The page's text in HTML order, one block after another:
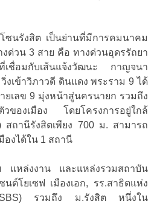
ซนรังสิต เป็นย่านที่มีการคมนาคม
ด่วน 3 สาย คือ ทางด่วนอุดรรัถยา
เชื่อมกับเส้นแจ้งวัฒนะ กาญจนา
งเข้าวิภาวดี ดินแดง พระราม 9 ได้
ยเลข 9 มุ่งหน้าสู่นครนายก รวมถึง
วของเมือง โดยโครงการอยู่ใกล้
สถานีรังสิตเพียง 700 ม. สามารถ
องได้ใน 1 สถานี
แหล่งงาน และแหล่งรวมสถาบัน
ต์โยเซฟ เมืองเอก, รร.สาธิตแห่ง
รวมถึง ม.รังสิต หนึ่งใน